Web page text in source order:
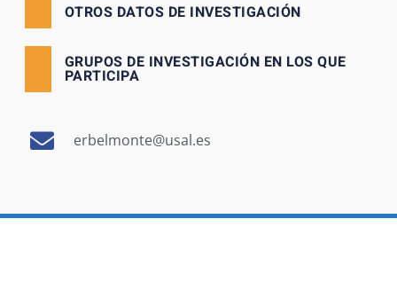
OTROS DATOS DE INVESTIGACIÓN
GRUPOS DE INVESTIGACIÓN EN LOS QUE
PARTICIPA
erbelmonte@usal.es